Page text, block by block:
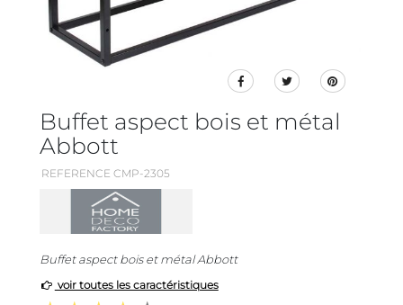
Buffet aspect bois et métal
Abbott
REFERENCE CMP-2305
Buffet aspect bois et métal Abbott
voir toutes les caractéristiques